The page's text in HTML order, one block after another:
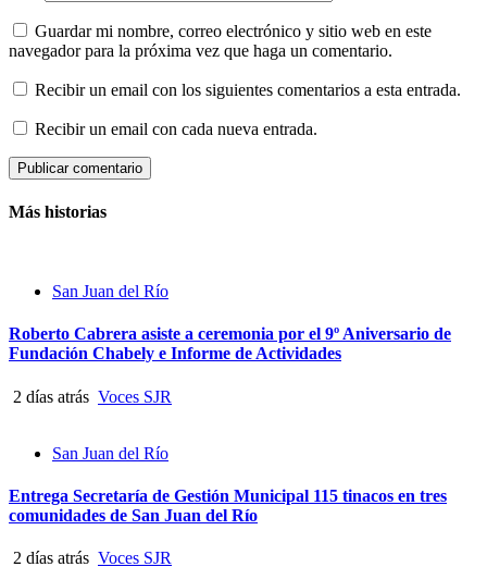
Guardar mi nombre, correo electrónico y sitio web en este
navegador para la próxima vez que haga un comentario.
Recibir un email con los siguientes comentarios a esta entrada.
Recibir un email con cada nueva entrada.
Más historias
San Juan del Río
Roberto Cabrera asiste a ceremonia por el 9º Aniversario de
Fundación Chabely e Informe de Actividades
2 días atrás Voces SJR
San Juan del Río
Entrega Secretaría de Gestión Municipal 115 tinacos en tres
comunidades de San Juan del Río
2 días atrás Voces SJR